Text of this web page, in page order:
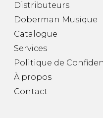
Distributeurs
Doberman Musique
Catalogue
Services
Politique de
À propos
Contact